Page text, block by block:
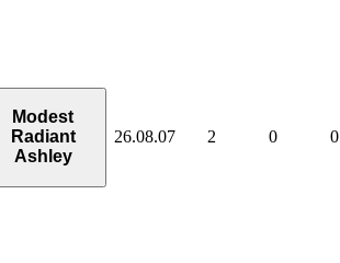
Modest
Radiant
Ashley
26.08.07 2 0 0